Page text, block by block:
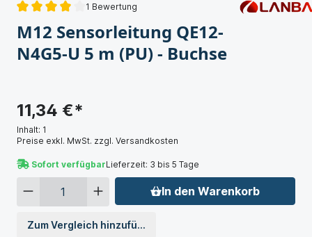
1 Bewertung
M12 Sensorleitung QE12-
N4G5-U 5 m (PU) - Buchse
11,34 €*
Inhalt: 1
Preise exkl. MwSt. zzgl. Versandkosten
Sofort verfügbarLieferzeit: 3 bis 5 Tage
In den Warenkorb
Zum Vergleich hinzufügen